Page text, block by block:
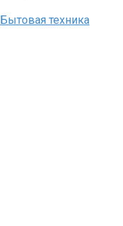
Бытовая техника